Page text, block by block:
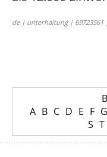
de | unterhaltung | 69723561
A B C D E F G
S T